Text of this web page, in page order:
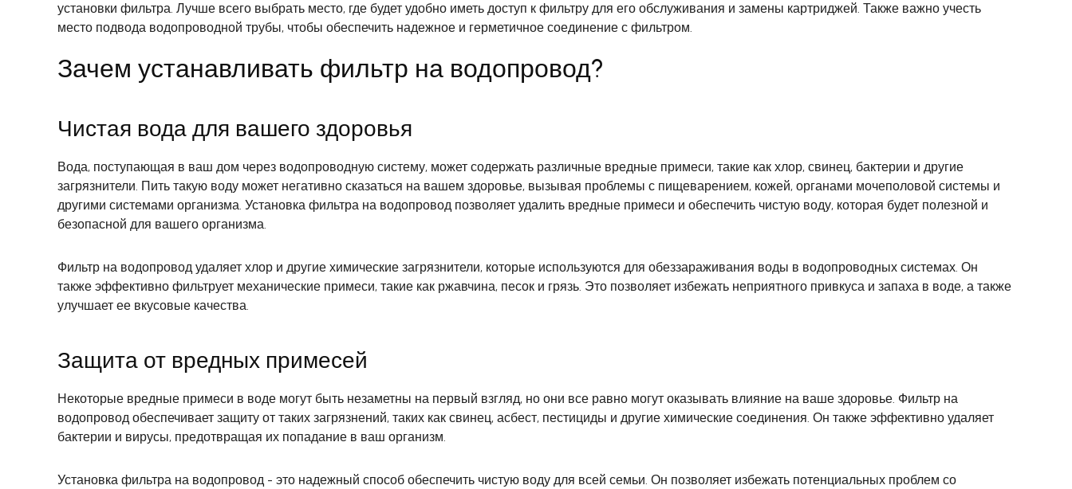
установки фильтра. Лучше всего выбрать место, где будет удобно иметь доступ к фильтру для его обслуживания и замены картриджей. Также важно учесть
место подвода водопроводной трубы, чтобы обеспечить надежное и герметичное соединение с фильтром.
Зачем устанавливать фильтр на водопровод?
Чистая вода для вашего здоровья
Вода, поступающая в ваш дом через водопроводную систему, может содержать различные вредные примеси, такие как хлор, свинец, бактерии и другие
загрязнители. Пить такую воду может негативно сказаться на вашем здоровье, вызывая проблемы с пищеварением, кожей, органами мочеполовой системы и
другими системами организма. Установка фильтра на водопровод позволяет удалить вредные примеси и обеспечить чистую воду, которая будет полезной и
безопасной для вашего организма.
Фильтр на водопровод удаляет хлор и другие химические загрязнители, которые используются для обеззараживания воды в водопроводных системах. Он
также эффективно фильтрует механические примеси, такие как ржавчина, песок и грязь. Это позволяет избежать неприятного привкуса и запаха в воде, а также
улучшает ее вкусовые качества.
Защита от вредных примесей
Некоторые вредные примеси в воде могут быть незаметны на первый взгляд, но они все равно могут оказывать влияние на ваше здоровье. Фильтр на
водопровод обеспечивает защиту от таких загрязнений, таких как свинец, асбест, пестициды и другие химические соединения. Он также эффективно удаляет
бактерии и вирусы, предотвращая их попадание в ваш организм.
Установка фильтра на водопровод - это надежный способ обеспечить чистую воду для всей семьи. Он позволяет избежать потенциальных проблем со